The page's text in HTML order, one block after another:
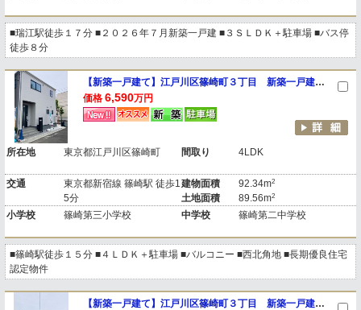
■瑞江駅徒歩１７分 ■２０２６年７月新築一戸建 ■３ＳＬＤＫ＋駐車場 ■バス停
徒歩８分
【新築一戸建て】江戸川区篠崎町３丁目 新築一戸建て １号棟
価格 6,590万円
所在地 東京都江戸川区篠崎町 間取り 4LDK
交通
東京都新宿線 篠崎駅 徒歩1
5分
建物面積
土地面積
92.34m2
89.56m2
小学校 篠崎第三小学校 中学校 篠崎第二中学校
■篠崎駅徒歩１５分 ■４ＬＤＫ＋駐車場 ■バルコニー ■西北角地 ■長期優良住宅
認定物件
【新築一戸建て】江戸川区篠崎町３丁目 新築一戸建て ５号棟